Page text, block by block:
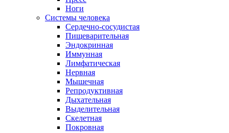
Ноги
Системы человека
Сердечно-сосудистая
Пищеварительная
Эндокринная
Иммунная
Лимфатическая
Нервная
Мышечная
Репродуктивная
Дыхательная
Выделительная
Скелетная
Покровная